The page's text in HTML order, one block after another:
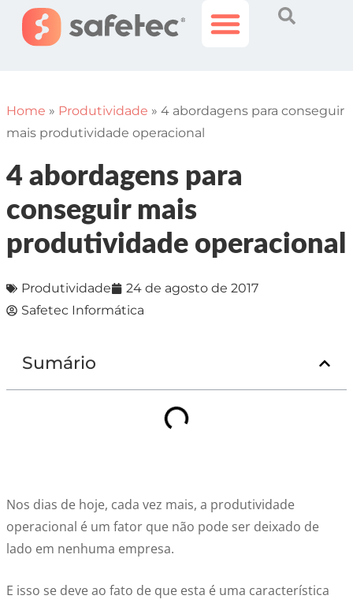
Home » Produtividade » 4 abordagens para conseguir
mais produtividade operacional
4 abordagens para
conseguir mais
produtividade operacional
Produtividade
24 de agosto de 2017
Safetec Informática
Sumário
Nos dias de hoje, cada vez mais, a produtividade
operacional é um fator que não pode ser deixado de
lado em nenhuma empresa.
E isso se deve ao fato de que esta é uma característica